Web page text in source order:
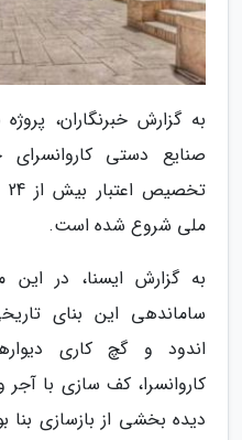
به گزارش خبرنگاران،
صنایع دستی کاروانسرای
ملی شروع شده است.
به گزارش ایسنا، در این
ساماندهی این بنای
اندود و گچ کاری
کاروانسرا، کف سازی با
دیده بخشی از بازسازی بنا